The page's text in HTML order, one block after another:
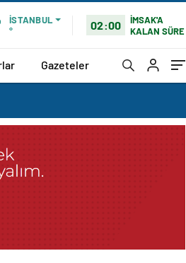
İSTANBUL
°
02:00
İMSAK'A
KALAN SÜRE
Gazeteler